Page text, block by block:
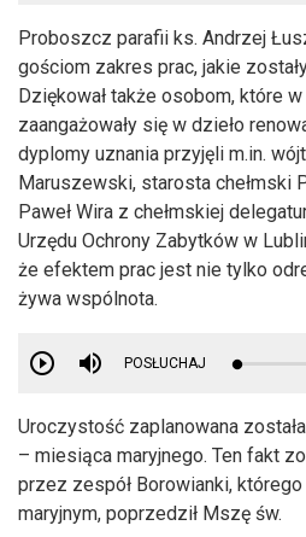
Proboszcz parafii ks. Andrzej
gościom zakres prac, jakie
Dziękował także osobom, które
zaangażowały się w dzieło
dyplomy uznania przyjęli m.in.
Maruszewski, starosta chełmski
Paweł Wira z chełmskiej
Urzędu Ochrony Zabytków w
że efektem prac jest nie tylko
żywa wspólnota.
POSŁUCHAJ
Uroczystość zaplanowana
– miesiąca maryjnego. Ten fakt
przez zespół Borowianki,
maryjnym, poprzedził Mszę św.